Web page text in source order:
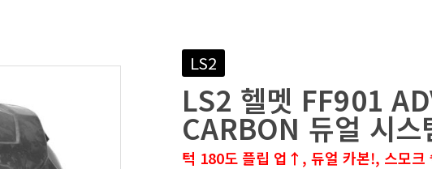
LS2
LS2 헬멧 FF901
CARBON 듀얼 시스
턱 180도 플립 업↑, 듀얼 카본!, 스모크